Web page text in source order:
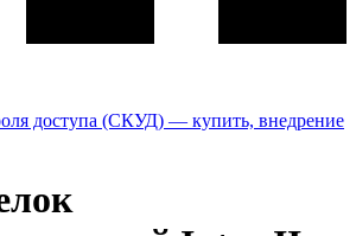
доступа (СКУД) — купить, внедрение